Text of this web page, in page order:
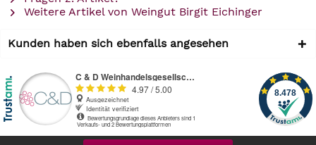
Weitere Artikel von Weingut Birgit Eichinger
Kunden haben sich ebenfalls angesehen